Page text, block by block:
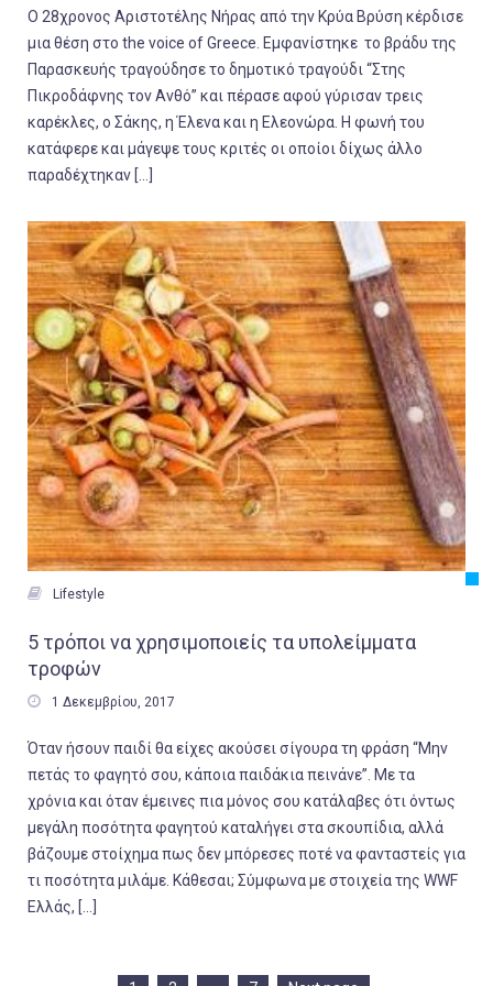
O 28χρονος Αριστοτέλης Νήρας από την Κρύα Βρύση κέρδισε
μια θέση στο the voice of Greece. Εμφανίστηκε το βράδυ της
Παρασκευής τραγούδησε το δημοτικό τραγούδι “Στης
Πικροδάφνης τον Ανθό” και πέρασε αφού γύρισαν τρεις
καρέκλες, ο Σάκης, η Έλενα και η Ελεονώρα. Η φωνή του
κατάφερε και μάγεψε τους κριτές οι οποίοι δίχως άλλο
παραδέχτηκαν […]
 Lifestyle
5 τρόποι να χρησιμοποιείς τα υπολείμματα
τροφών
 1 Δεκεμβρίου, 2017
Όταν ήσουν παιδί θα είχες ακούσει σίγουρα τη φράση “Μην
πετάς το φαγητό σου, κάποια παιδάκια πεινάνε”. Με τα
χρόνια και όταν έμεινες πια μόνος σου κατάλαβες ότι όντως
μεγάλη ποσότητα φαγητού καταλήγει στα σκουπίδια, αλλά
βάζουμε στοίχημα πως δεν μπόρεσες ποτέ να φανταστείς για
τι ποσότητα μιλάμε. Κάθεσαι; Σύμφωνα με στοιχεία της WWF
Ελλάς, […]